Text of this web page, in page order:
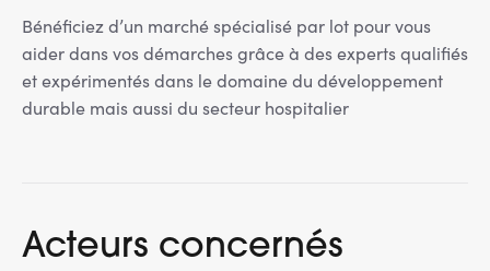
Bénéficiez d’un marché spécialisé par lot pour vous
aider dans vos démarches grâce à des experts qualifiés
et expérimentés dans le domaine du développement
durable mais aussi du secteur hospitalier
Acteurs concernés